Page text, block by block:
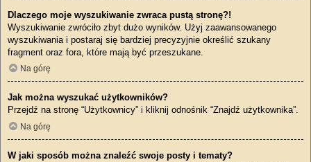
Dlaczego moje wyszukiwanie zwraca pustą stronę?!
Wyszukiwanie zwróciło zbyt dużo wyników. Użyj zaawansowanego
wyszukiwania i postaraj się bardziej precyzyjnie określić szukany
fragment oraz fora, które mają być przeszukane.
Na górę
Jak można wyszukać użytkowników?
Przejdź na stronę “Użytkownicy” i kliknij odnośnik “Znajdź użytkownika”.
Na górę
W jaki sposób można znaleźć swoje posty i tematy?